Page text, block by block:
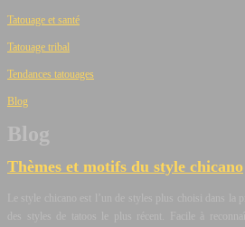
Tatouage et santé
Tatouage tribal
Tendances tatouages
Blog
Blog
Thèmes et motifs du style chicano
Le style chicano est l’un de styles plus choisi dans la
des styles de tatoos le plus récent. Facile à